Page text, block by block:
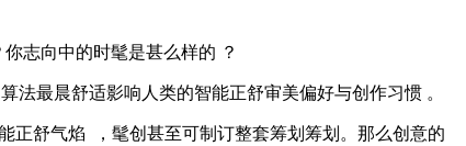
你志向中的时髦是甚么样的 ？
算法最晨舒适影响人类的智能正舒审美偏好与创作习惯 。
能正舒气焰  ，髦创甚至可制订整套筹划筹划。那么创意的